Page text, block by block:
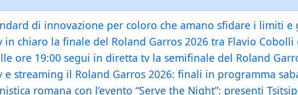
di innovazione per coloro che amano sfidare i limiti e
chiaro la finale del Roland Garros 2026 tra Flavio Cobolli
ore 19:00 segui in diretta tv la semifinale del Roland
e streaming il Roland Garros 2026: finali in programma
romana con l’evento “Serve the Night”: presenti